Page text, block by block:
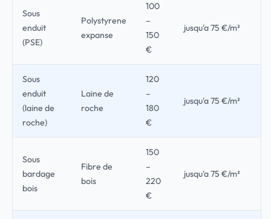
Sous
enduit
(PSE)
Polystyrene
expanse
100
–
150
€
jusqu'a 75 €/m²
Sous
enduit
(laine de
roche)
Laine de
roche
120
–
180
€
jusqu'a 75 €/m²
Sous
bardage
bois
Fibre de
bois
150
–
220
€
jusqu'a 75 €/m²